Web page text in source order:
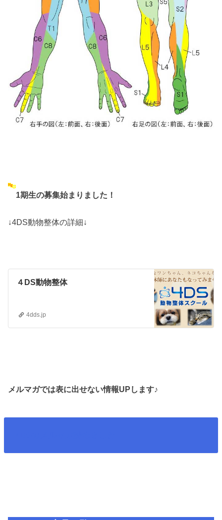
1期生の募集始まりました！
↓4DS動物整体の詳細↓
４DS動物整体
4dds.jp
メルマガでは表に出せない情報UPします♪